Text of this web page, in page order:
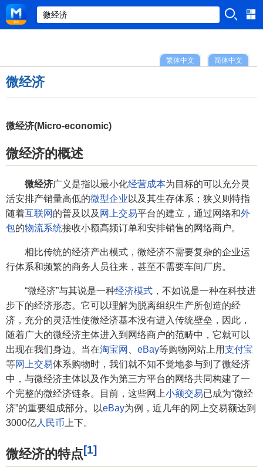
简体中文
繁体中文
微经济
微经济(Micro-economic)
微经济的概述
微经济广义是指以最小化经营成本为目标的可以充分灵
活安排产销量高低的微型企业 以及其生存体系；狭义则特指
随着互联网 的普及以及 网上交易平台的建立，通过网络和外
包的物流系统接收小额高频订单和安排销售的网络商户。
相比传统的经济产出模式，微经济不需要复杂的企业运
行体系和频繁的商务人员往来，甚至不需要车间厂房。
“微经济”与其说是一种经济模式 ，不如说是一种在科技进
步下的经济形态。它可以理解为脱离组织生产所创造的经
济，充分的灵活性使微经济基本没有进入传统壁垒，因此，
随着广大的微经济主体进入到网络商户的范畴中，它就可以
出现在我们身边。当在淘宝网 eBay等购物网站上用支付宝
等网上交易体系购物时，我们就不知不觉地参与到了微经济
中，与微经济主体以及作为第三方平台的网络共同构建了一
个完整的微经济链条。目前，这些网上小额交易已成为“微经
济”的重要组成部分。以eBay为例，近几年的网上交易额达到
3000亿人民币 上下。
微经济的特点[1]